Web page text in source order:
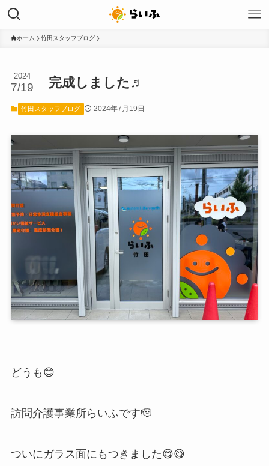
ホーム 竹田スタッフブログ
完成しました♬
2024
7/19
竹田スタッフブログ 2024年7月19日
どうも😊
訪問介護事業所らいふです🫡
ついにガラス面にもつきました😋😋